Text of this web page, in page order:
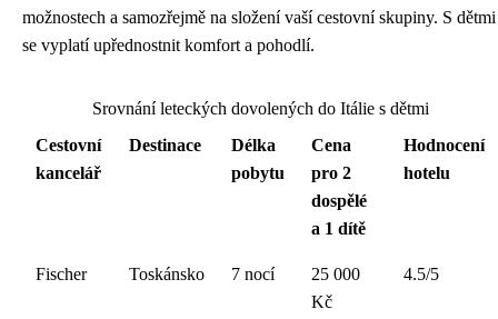
možnostech a samozřejmě na složení vaší cestovní skupiny. S dětmi
se vyplatí upřednostnit komfort a pohodlí.
Srovnání leteckých dovolených do Itálie s dětmi
Cestovní
kancelář
Destinace
Délka
pobytu
Cena
pro 2
dospělé
a 1 dítě
Hodnocení
hotelu
Fischer Toskánsko 7 nocí
25 000
Kč
4.5/5